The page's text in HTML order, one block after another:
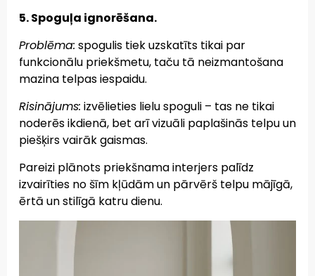
5. Spoguļa ignorēšana.
Problēma: spogulis tiek uzskatīts tikai par
funkcionālu priekšmetu, taču tā neizmantošana
mazina telpas iespaidu.
Risinājums: izvēlieties lielu spoguli – tas ne tikai
noderēs ikdienā, bet arī vizuāli paplašinās telpu un
piešķirs vairāk gaismas.
Pareizi plānots priekšnama interjers palīdz
izvairīties no šīm kļūdām un pārvērš telpu mājīgā,
ērtā un stilīgā katru dienu.